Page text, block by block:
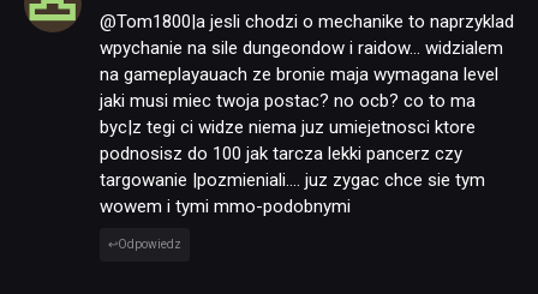
@Tom1800|a jesli chodzi o mechanike to naprzyklad
wpychanie na sile dungeondow i raidow… widzialem
na gameplayauach ze bronie maja wymagana level
jaki musi miec twoja postac? no ocb? co to ma
byc|z tegi ci widze niema juz umiejetnosci ktore
podnosisz do 100 jak tarcza lekki pancerz czy
targowanie |pozmieniali…. juz zygac chce sie tym
wowem i tymi mmo-podobnymi
Odpowiedz